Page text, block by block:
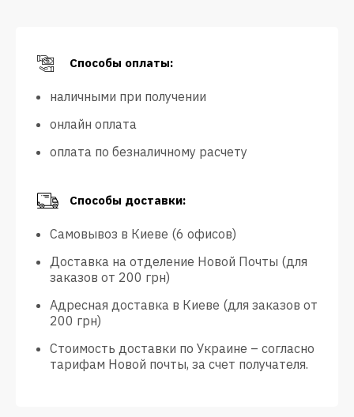
Способы оплаты:
наличными при получении
онлайн оплата
оплата по безналичному расчету
Способы доставки:
Самовывоз в Киеве (6 офисов)
Доставка на отделение Новой Почты (для
заказов от 200 грн)
Адресная доставка в Киеве (для заказов от
200 грн)
Стоимость доставки по Украине – согласно
тарифам Новой почты, за счет получателя.